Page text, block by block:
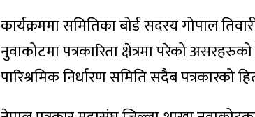
कार्यक्रममा समितिका बोर्ड सदस्य गोपाल
नुवाकोटमा पत्रकारिता क्षेत्रमा परेको
पारिश्रमिक निर्धारण समिति सदैब पत्रकारको